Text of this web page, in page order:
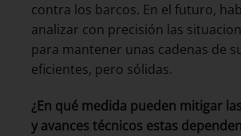
contra los barcos. En el futuro,
analizar con precisión las
para mantener unas cadenas de
eficientes, pero sólidas.
¿En qué medida pueden mitigar
y avances técnicos estas